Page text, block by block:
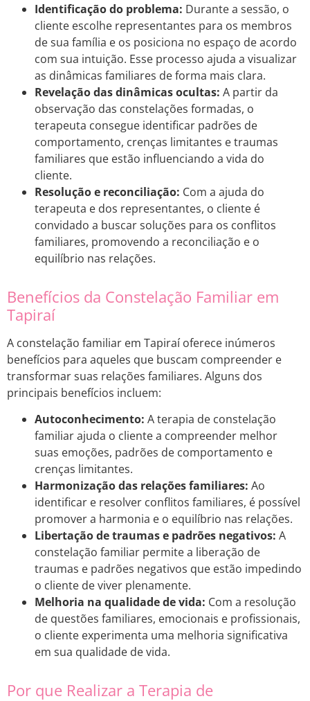
Identificação do problema: Durante a sessão, o
cliente escolhe representantes para os membros
de sua família e os posiciona no espaço de acordo
com sua intuição. Esse processo ajuda a visualizar
as dinâmicas familiares de forma mais clara.
Revelação das dinâmicas ocultas: A partir da
observação das constelações formadas, o
terapeuta consegue identificar padrões de
comportamento, crenças limitantes e traumas
familiares que estão influenciando a vida do
cliente.
Resolução e reconciliação: Com a ajuda do
terapeuta e dos representantes, o cliente é
convidado a buscar soluções para os conflitos
familiares, promovendo a reconciliação e o
equilíbrio nas relações.
Benefícios da Constelação Familiar em
Tapiraí
A constelação familiar em Tapiraí oferece inúmeros
benefícios para aqueles que buscam compreender e
transformar suas relações familiares. Alguns dos
principais benefícios incluem:
Autoconhecimento: A terapia de constelação
familiar ajuda o cliente a compreender melhor
suas emoções, padrões de comportamento e
crenças limitantes.
Harmonização das relações familiares: Ao
identificar e resolver conflitos familiares, é possível
promover a harmonia e o equilíbrio nas relações.
Libertação de traumas e padrões negativos: A
constelação familiar permite a liberação de
traumas e padrões negativos que estão impedindo
o cliente de viver plenamente.
Melhoria na qualidade de vida: Com a resolução
de questões familiares, emocionais e profissionais,
o cliente experimenta uma melhoria significativa
em sua qualidade de vida.
Por que Realizar a Terapia de